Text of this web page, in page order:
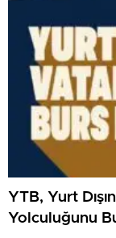
YTB, Yurt
Yolculuğunu